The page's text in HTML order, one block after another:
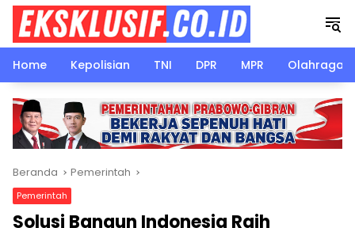
Langsung
konten
Home
Kepolisian TNI DPR MPR Olahraga
Beranda Pemerintah
Pemerintah
Solusi Bangun Indonesia Raih